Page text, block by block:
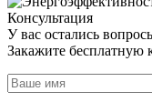
Консультация
У вас остались
Закажите бесплатную